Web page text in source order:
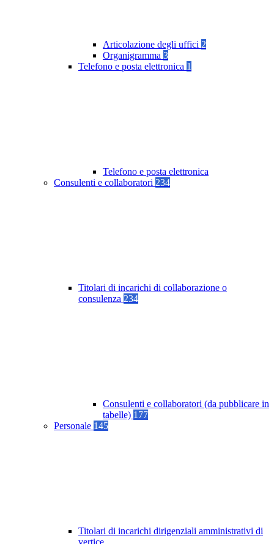
Articolazione degli uffici 2
Organigramma 3
Telefono e posta elettronica 1
Telefono e posta elettronica
Consulenti e collaboratori 234
Titolari di incarichi di collaborazione o
consulenza 234
Consulenti e collaboratori (da pubblicare in
tabelle) 177
Personale 145
Titolari di incarichi dirigenziali amministrativi di